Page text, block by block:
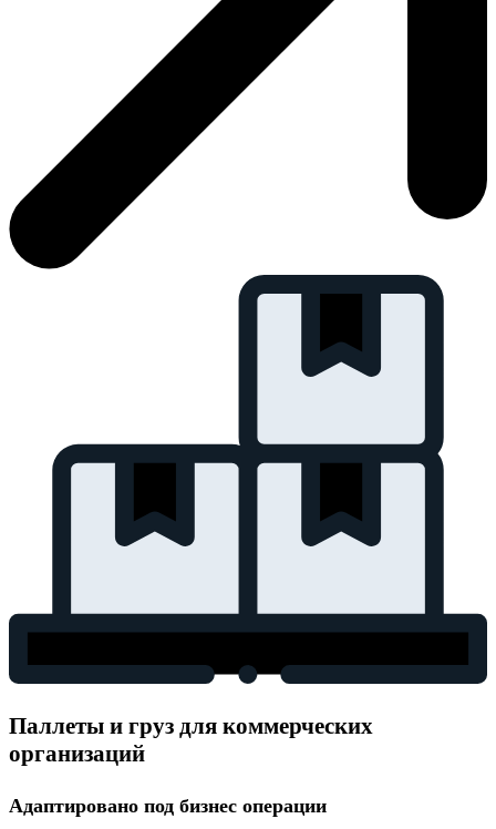
Паллеты и груз для коммерческих
организаций
Адаптировано под бизнес операции